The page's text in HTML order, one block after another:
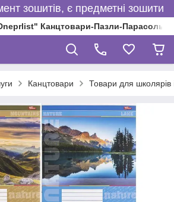
зошитів, є предметні зошити
Канцтовари-Пазли-Парасольки
Канцтовари Товари для школярів